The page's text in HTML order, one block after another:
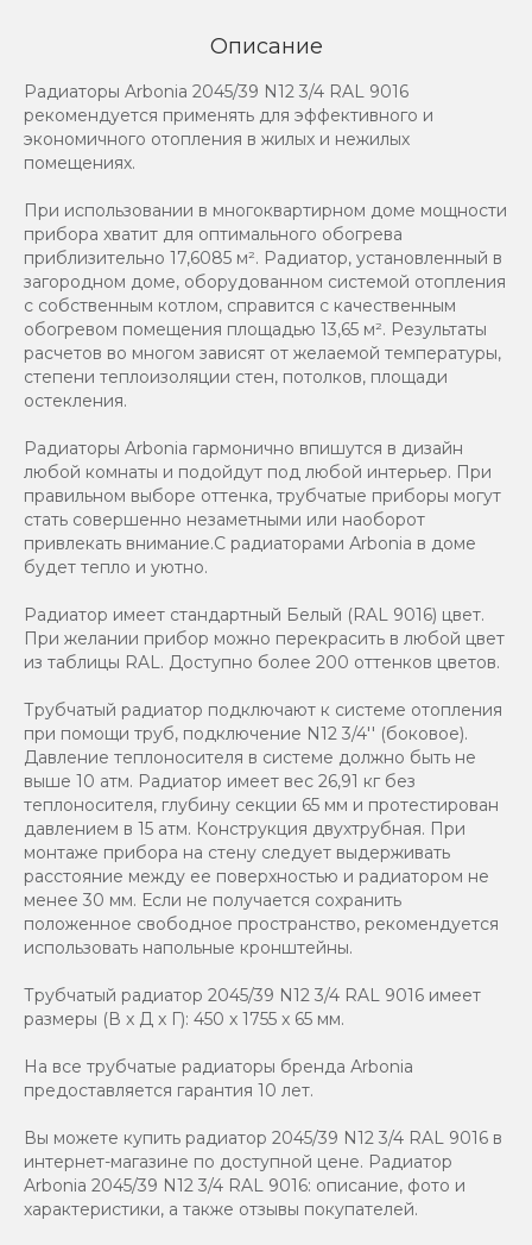
Описание
Радиаторы Arbonia 2045/39 N12 3/4 RAL 9016
рекомендуется применять для эффективного и
экономичного отопления в жилых и нежилых
помещениях.
При использовании в многоквартирном доме мощности
прибора хватит для оптимального обогрева
приблизительно 17,6085 м². Радиатор, установленный в
загородном доме, оборудованном системой отопления
с собственным котлом, справится с качественным
обогревом помещения площадью 13,65 м². Результаты
расчетов во многом зависят от желаемой температуры,
степени теплоизоляции стен, потолков, площади
остекления.
Радиаторы Arbonia гармонично впишутся в дизайн
любой комнаты и подойдут под любой интерьер. При
правильном выборе оттенка, трубчатые приборы могут
стать совершенно незаметными или наоборот
привлекать внимание.С радиаторами Аrbonia в доме
будет тепло и уютно.
Радиатор имеет стандартный Белый (RAL 9016) цвет.
При желании прибор можно перекрасить в любой цвет
из таблицы RAL. Доступно более 200 оттенков цветов.
Трубчатый радиатор подключают к системе отопления
при помощи труб, подключение N12 3/4'' (боковое).
Давление теплоносителя в системе должно быть не
выше 10 атм. Радиатор имеет вес 26,91 кг без
теплоносителя, глубину секции 65 мм и протестирован
давлением в 15 атм. Конструкция двухтрубная. При
монтаже прибора на стену следует выдерживать
расстояние между ее поверхностью и радиатором не
менее 30 мм. Если не получается сохранить
положенное свободное пространство, рекомендуется
использовать напольные кронштейны.
Трубчатый радиатор 2045/39 N12 3/4 RAL 9016 имеет
размеры (В x Д x Г): 450 x 1755 x 65 мм.
На все трубчатые радиаторы бренда Аrbonia
предоставляется гарантия 10 лет.
Вы можете купить радиатор 2045/39 N12 3/4 RAL 9016 в
интернет-магазине по доступной цене. Радиатор
Arbonia 2045/39 N12 3/4 RAL 9016: описание, фото и
характеристики, а также отзывы покупателей.